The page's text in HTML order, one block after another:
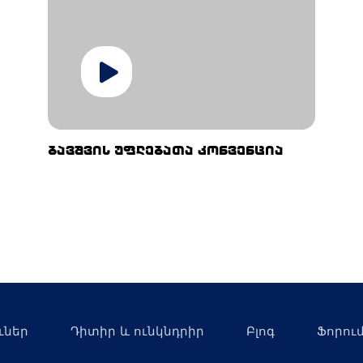
ბავშვის უფლებათა კონვენცია
Դիտիր և ունկնդրիր Բլոգ